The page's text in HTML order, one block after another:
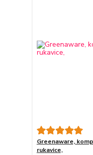
Greenaware,
rukavice,